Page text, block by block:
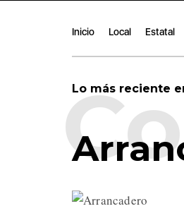
Inicio Local Estatal
Lo más reciente